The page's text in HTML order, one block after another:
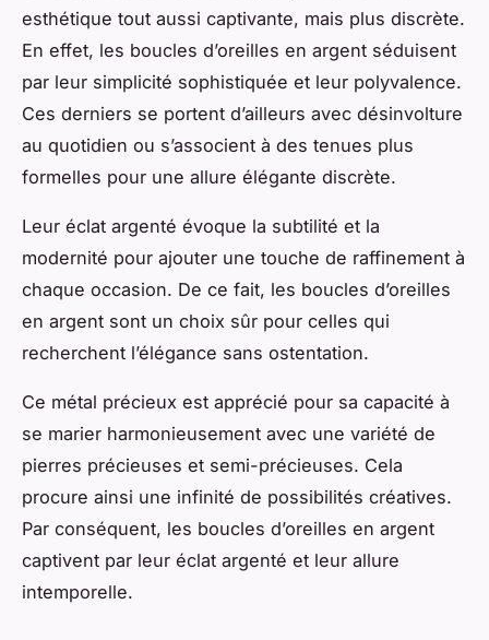
esthétique tout aussi captivante, mais plus discrète.
En effet, les boucles d’oreilles en argent séduisent
par leur simplicité sophistiquée et leur polyvalence.
Ces derniers se portent d’ailleurs avec désinvolture
au quotidien ou s’associent à des tenues plus
formelles pour une allure élégante discrète.
Leur éclat argenté évoque la subtilité et la
modernité pour ajouter une touche de raffinement à
chaque occasion. De ce fait, les boucles d’oreilles
en argent sont un choix sûr pour celles qui
recherchent l’élégance sans ostentation.
Ce métal précieux est apprécié pour sa capacité à
se marier harmonieusement avec une variété de
pierres précieuses et semi-précieuses. Cela
procure ainsi une infinité de possibilités créatives.
Par conséquent, les boucles d’oreilles en argent
captivent par leur éclat argenté et leur allure
intemporelle.